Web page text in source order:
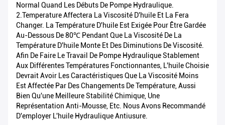
Normal Quand Les Débuts De Pompe Hydraulique.
2.Temperature Affectera La Viscosité D'huile Et La Fera
Changer. La Température D'huile Est Exigée Pour Être Gardée
Au-Dessous De 80℃ Pendant Que La Viscosité De La
Température D'huile Monte Et Des Diminutions De Viscosité.
Afin De Faire Le Travail De Pompe Hydraulique Stablement
Aux Différentes Températures Fonctionnantes, L'huile Choisie
Devrait Avoir Les Caractéristiques Que La Viscosité Moins
Est Affectée Par Des Changements De Température, Aussi
Bien Qu'une Meilleure Stabilité Chimique, Une
Représentation Anti-Mousse, Etc. Nous Avons Recommandé
D'employer L'huile Hydraulique Antiusure.